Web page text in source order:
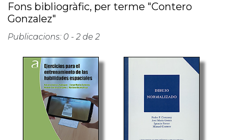
Fons bibliogràfic, per terme "Contero
Gonzalez"
Publicacions: 0 - 2 de 2